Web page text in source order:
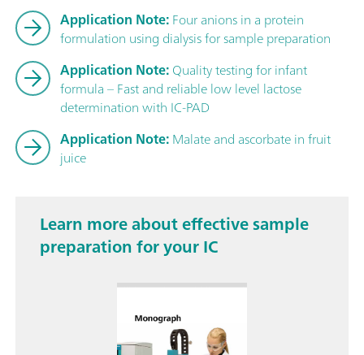
Application Note:Four anions in a protein
formulation using dialysis for sample preparation
Application Note:Quality testing for infant
formula – Fast and reliable low level lactose
determination with IC-PAD
Application Note:Malate and ascorbate in fruit
juice
Learn more about effective sample
preparation for your IC